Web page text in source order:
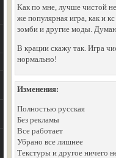
Как по мне, лучше чистой
же популярная игра, как и
зомби и другие моды.
В крации скажу так. Игра
нормально!
Изменения:
Полностью русская
Без рекламы
Все работает
Убрано все лишнее
Текстуры и другое ничего